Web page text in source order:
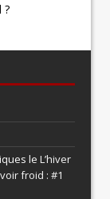
?
le L’hiver
froid : #1